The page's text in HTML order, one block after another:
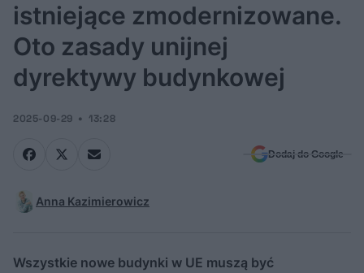
istniejące zmodernizowane.
Oto zasady unijnej
dyrektywy budynkowej
2025-09-29 13:28
Dodaj do Google
Anna Kazimierowicz
Wszystkie nowe budynki w UE muszą być